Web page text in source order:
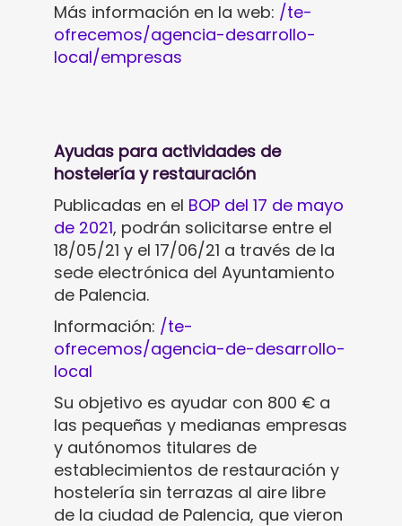
Más información en la web: /te-
ofrecemos/agencia-desarrollo-
local/empresas
Ayudas para actividades de
hostelería y restauración
Publicadas en el BOP del 17 de mayo
de 2021, podrán solicitarse entre el
18/05/21 y el 17/06/21 a través de la
sede electrónica del Ayuntamiento
de Palencia.
Información: /te-
ofrecemos/agencia-de-desarrollo-
local
Su objetivo es ayudar con 800 € a
las pequeñas y medianas empresas
y autónomos titulares de
establecimientos de restauración y
hostelería sin terrazas al aire libre
de la ciudad de Palencia, que vieron